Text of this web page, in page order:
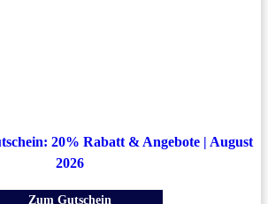
20% Rabatt & Angebote | August
2026
Zum Gutschein